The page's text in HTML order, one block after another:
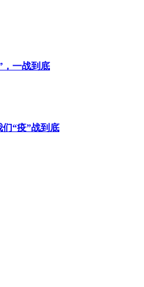
，一战到底
“疫”战到底